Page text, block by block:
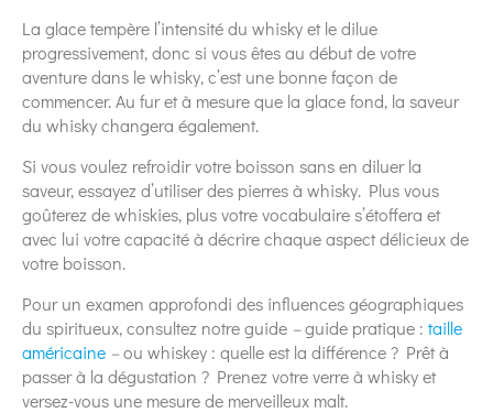
La glace tempère l’intensité du whisky et le dilue
progressivement, donc si vous êtes au début de votre
aventure dans le whisky, c’est une bonne façon de
commencer. Au fur et à mesure que la glace fond, la saveur
du whisky changera également.
Si vous voulez refroidir votre boisson sans en diluer la
saveur, essayez d’utiliser des pierres à whisky. Plus vous
goûterez de whiskies, plus votre vocabulaire s’étoffera et
avec lui votre capacité à décrire chaque aspect délicieux de
votre boisson.
Pour un examen approfondi des influences géographiques
du spiritueux, consultez notre guide –guide pratique : taille
américaine –ou whiskey : quelle est la différence ? Prêt à
passer à la dégustation ? Prenez votre verre à whisky et
versez-vous une mesure de merveilleux malt.